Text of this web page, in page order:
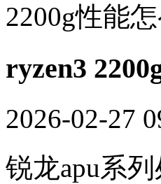
2200g性能
ryzen3
2026-02-27
锐龙apu系